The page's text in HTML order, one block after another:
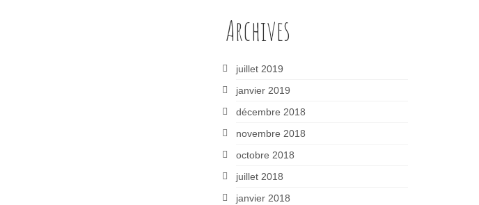
Archives
juillet 2019
janvier 2019
décembre 2018
novembre 2018
octobre 2018
juillet 2018
janvier 2018